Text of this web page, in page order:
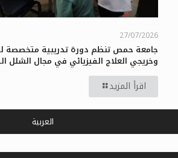
27/07/2026
جامعة حمص تنظم دورة تدريبية متخصصة
وخريجي العلاج الفيزيائي في مجال الشلل
اقرأ المزيد
العربية